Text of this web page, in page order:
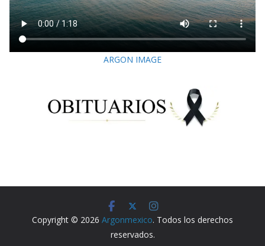
ARGON IMAGE
Copyright © 2026 Argonmexico. Todos los derechos
reservados.